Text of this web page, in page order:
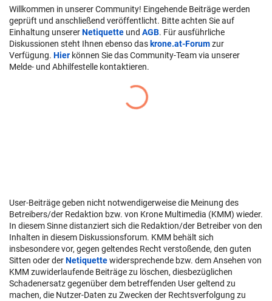
Willkommen in unserer Community! Eingehende Beiträge werden
geprüft und anschließend veröffentlicht. Bitte achten Sie auf
Einhaltung unsererNetiquette und AGB. Für ausführliche
Diskussionen steht Ihnen ebenso das krone.at-Forumzur
Verfügung. Hier können Sie das Community-Team via unserer
Melde- und Abhilfestelle kontaktieren.
User-Beiträge geben nicht notwendigerweise die Meinung des
Betreibers/der Redaktion bzw. von Krone Multimedia (KMM) wieder.
In diesem Sinne distanziert sich die Redaktion/der Betreiber von den
Inhalten in diesem Diskussionsforum. KMM behält sich
insbesondere vor, gegen geltendes Recht verstoßende, den guten
Sitten oder derNetiquettewidersprechende bzw. dem Ansehen von
KMM zuwiderlaufende Beiträge zu löschen, diesbezüglichen
Schadenersatz gegenüber dem betreffenden User geltend zu
machen, die Nutzer-Daten zu Zwecken der Rechtsverfolgung zu